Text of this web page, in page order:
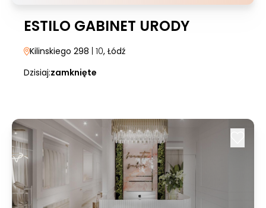
ESTILO GABINET URODY
Kilinskiego 298 | 10, Łódź
Dzisiaj:zamknięte